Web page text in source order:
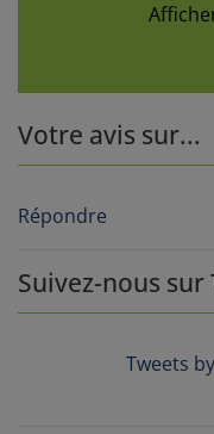
Votre avis sur...
Répondre
Suivez-nous
Tweets